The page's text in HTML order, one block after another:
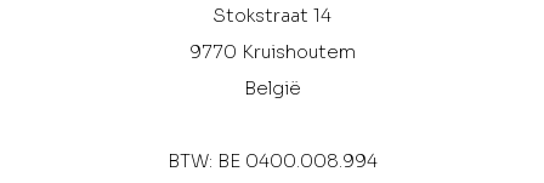
Stokstraat 14
9770 Kruishoutem
België
BTW: BE 0400.008.994